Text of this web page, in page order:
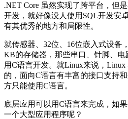
.NET Core 虽然实现了跨平台，但
开发，就好像没人使用SQL开发安
有其优秀的地方和局限性。
就传感器、32位、16位嵌入式设备
KB的存储器，那些串口、针脚、电
用C语言开发。就Linux来说，
的，面向C语言有丰富的接口支持
方只能使用C语言。
底层应用可以用C语言来完成，如果
一个大型应用程序呢？